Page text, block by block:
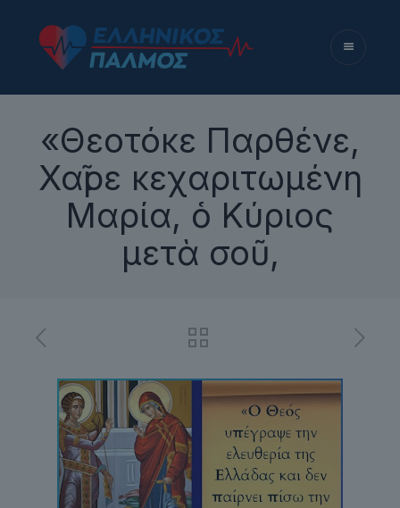
«Θεοτόκε Παρθένε,
Χαῖρε κεχαριτωμένη
Μαρία, ὁ Κύριος
μετὰ σοῦ,